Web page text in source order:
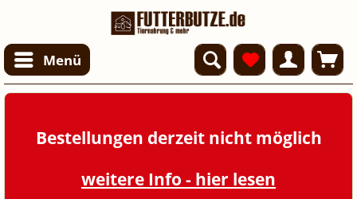
Menü
Bestellungen derzeit nicht möglich
weitere Info - hier lesen